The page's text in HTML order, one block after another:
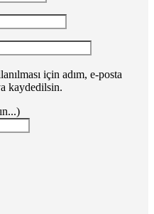
için adım, e-posta
kaydedilsin.